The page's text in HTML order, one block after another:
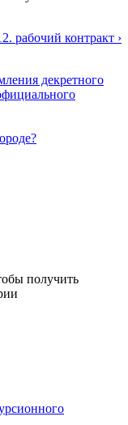
рабочий контракт ›
декретного
получить